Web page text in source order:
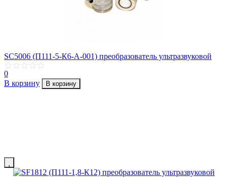
SC5006 (П111-5-К6-A-001) преобразователь ультразвуковой
0
В корзину
В корзину